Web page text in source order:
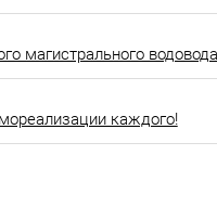
магистрального
каждого!